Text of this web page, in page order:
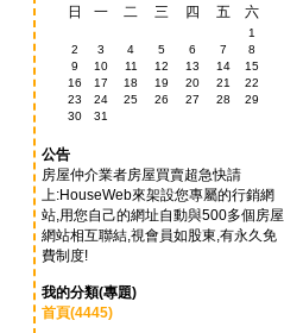
日 一 二 三 四 五 六
1
2
3 4 5 6 7
8
9
10 11 12 13 14
15
16
17 18 19 20 21
22
23
24 25 26 27 28
29
30
31
公告
房屋仲介業者房屋買賣超急快請
上:HouseWeb來架設您專屬的行銷網
站,用您自己的網址自動與500多個房屋
網站相互聯結,視會員如股東,有永久免
費制度!
我的分類(專題)
首頁(4445)